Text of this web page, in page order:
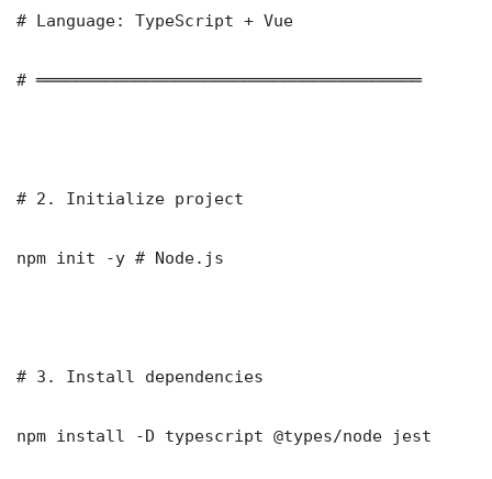
# Language: TypeScript + Vue
# ═══════════════════════════════════════
# 2. Initialize project
npm init -y # Node.js
# 3. Install dependencies
npm install -D typescript @types/node jest